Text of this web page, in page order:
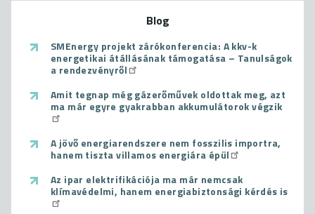
Blog
SMEnergy projekt zárókonferencia: A kkv-k
energetikai átállásának támogatása – Tanulságok
a rendezvényről
Amit tegnap még gázerőművek oldottak meg, azt
ma már egyre gyakrabban akkumulátorok végzik
A jövő energiarendszere nem fosszilis importra,
hanem tiszta villamos energiára épül
Az ipar elektrifikációja ma már nemcsak
klímavédelmi, hanem energiabiztonsági kérdés is